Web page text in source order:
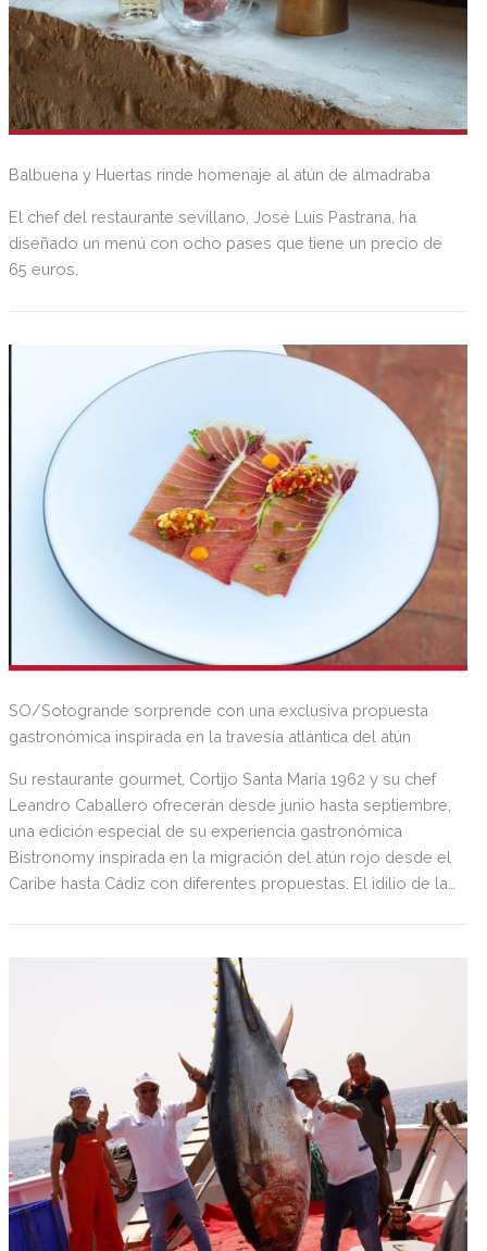
Balbuena y Huertas rinde homenaje al atún de almadraba
El chef del restaurante sevillano, José Luis Pastrana, ha
diseñado un menú con ocho pases que tiene un precio de
65 euros.
SO/Sotogrande sorprende con una exclusiva propuesta
gastronómica inspirada en la travesía atlántica del atún
Su restaurante gourmet, Cortijo Santa María 1962 y su chef
Leandro Caballero ofrecerán desde junio hasta septiembre,
una edición especial de su experiencia gastronómica
Bistronomy inspirada en la migración del atún rojo desde el
Caribe hasta Cádiz con diferentes propuestas. El idilio de la
Isnard, distinguido con Estrella Michelin, que junto a Leandro
Caballero ofrecerá en IXO Tapas & BAR unas exclusivas